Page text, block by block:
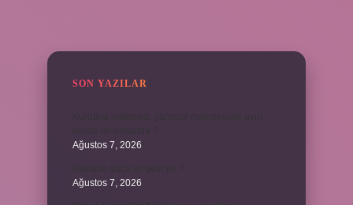
SON YAZILAR
Ağustos 7, 2026
Ağustos 7, 2026